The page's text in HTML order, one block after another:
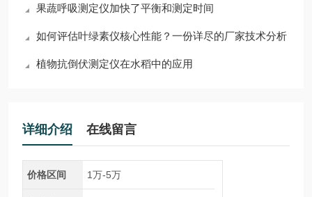
果蔬呼吸测定仪加快了平衡和测定时间
如何评估叶绿素仪核心性能？一份详尽的厂家技术分析
植物抗倒伏测定仪在水稻中的应用
详细介绍 在线留言
价格区间 1万-5万